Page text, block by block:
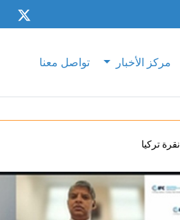
مركز الأخبار تواصل معنا
تركيا